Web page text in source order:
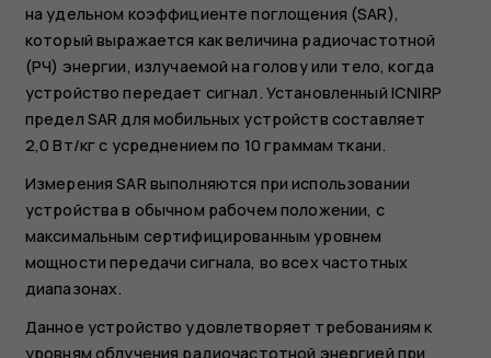
на удельном коэффициенте поглощения (SAR),
который выражается как величина радиочастотной
(РЧ) энергии, излучаемой на голову или тело, когда
устройство передает сигнал. Установленный ICNIRP
предел SAR для мобильных устройств составляет
2,0 Вт/кг с усреднением по 10 граммам ткани.
Измерения SAR выполняются при использовании
устройства в обычном рабочем положении, с
максимальным сертифицированным уровнем
мощности передачи сигнала, во всех частотных
диапазонах.
Данное устройство удовлетворяет требованиям к
уровням облучения радиочастотной энергией при